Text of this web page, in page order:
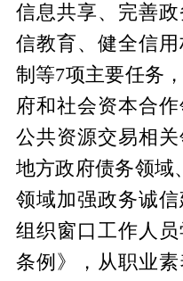
信息共享、完善
信教育、健全信
制等7项主要任务
府和社会资本合作
公共资源交易相关
地方政府债务领域
领域加强政务诚
组织窗口工作人
条例》，从职业